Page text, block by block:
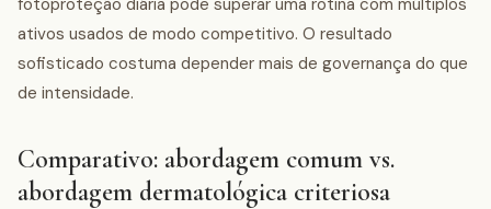
fotoproteção diária pode superar uma rotina com múltiplos
ativos usados de modo competitivo. O resultado
sofisticado costuma depender mais de governança do que
de intensidade.
Comparativo: abordagem comum vs.
abordagem dermatológica criteriosa